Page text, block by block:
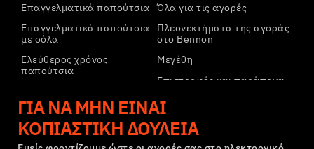
Επαγγελματικά παπούτσια
Επαγγελματικά παπούτσια
με σόλα
Ελεύθερος χρόνος
παπούτσια
παπούτσια αστραγάλου
Παντελόνια
Φούτερ
Όλα για τις αγορές
Πλεονεκτήματα της αγοράς
στο Bennon
Μεγέθη
Επιστροφές και παράπονα
Μεταφορά και πληρωμή
Εταιρικός λογαριασμός
Εγγραφή στο B2B
ΓΙΑ ΝΑ ΜΗΝ ΕΊΝΑΙ
ΚΟΠΙΑΣΤΙΚΉ ΔΟΥΛΕΙΆ